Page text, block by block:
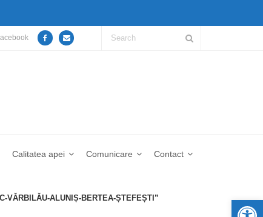
Calitatea apei Comunicare Contact
VĂRBILĂU-ALUNIȘ-BERTEA-ȘTEFEȘTI”